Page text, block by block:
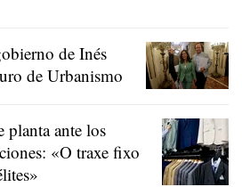
de Inés
de Urbanismo
planta ante los
«O traxe fixo